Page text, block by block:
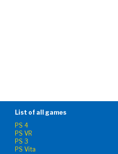
List of all games
PS 4
PS VR
PS 3
PS Vita